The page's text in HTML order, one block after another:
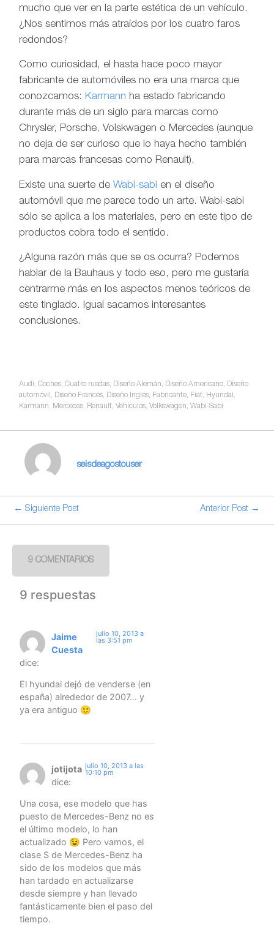
mucho que ver en la parte estética de un vehículo.
¿Nos sentimos más atraídos por los cuatro faros
redondos?
Como curiosidad, el hasta hace poco mayor
fabricante de automóviles no era una marca que
conozcamos: Karmann ha estado fabricando
durante más de un siglo para marcas como
Chrysler, Porsche, Volskwagen o Mercedes (aunque
no deja de ser curioso que lo haya hecho también
para marcas francesas como Renault).
Existe una suerte deWabi-sabi en el diseño
automóvil que me parece todo un arte. Wabi-sabi
sólo se aplica a los materiales, pero en este tipo de
productos cobra todo el sentido.
¿Alguna razón más que se os ocurra? Podemos
hablar de la Bauhaus y todo eso, pero me gustaría
centrarme más en los aspectos menos teóricos de
este tinglado. Igual sacamos interesantes
conclusiones.
Audi,Coches,Cuatro ruedas, Diseño Alemán, Diseño Americano, Diseño
automóvil , Diseño Francés, Diseño Inglés, Fabricante, Fiat, Hyundai,
Karmann, Merceces, Renault,Vehículos,Volkswagen,Wabi-Sabi
seisdeagostouser
← Siguiente Post Anterior Post →
9 COMENTARIOS
9 respuestas
Jaime
Cuesta
dice:
julio 10, 2013 a
las 3:51 pm
El hyundai dejó de venderse (en
españa) alrededor de 2007… y
ya era antiguo 🙂
jotijota
dice:
julio 10, 2013 a las
10:10 pm
Una cosa, ese modelo que has
puesto de Mercedes-Benz no es
el último modelo, lo han
actualizado 😉 Pero vamos, el
clase S de Mercedes-Benz ha
sido de los modelos que más
han tardado en actualizarse
desde siempre y han llevado
fantásticamente bien el paso del
tiempo.